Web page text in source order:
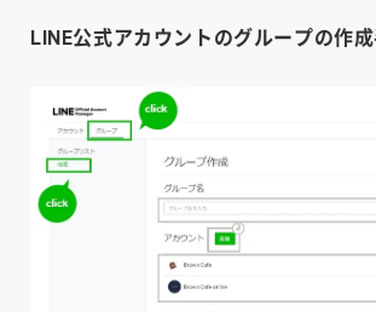
LINE公式アカウントのグループの作